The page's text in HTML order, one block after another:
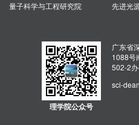
量子科学与工程研究院
先进光
理学院公众号
广东省
1088号
502-2
sci-